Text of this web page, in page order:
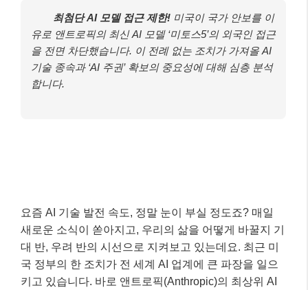
최첨단 AI 모델 접근 제한! 미국이 국가 안보를 이
유로 앤트로픽의 최신 AI 모델 ‘미토스5’의 외국인 접근
을 전면 차단했습니다. 이 전례 없는 조치가 가져올 AI
기술 종속과 ‘AI 주권’ 확보의 중요성에 대해 심층 분석
합니다.
요즘 AI 기술 발전 속도, 정말 눈이 부실 정도죠? 매일
새로운 소식이 쏟아지고, 우리의 삶을 어떻게 바꿀지 기
대 반, 우려 반의 시선으로 지켜보고 있는데요. 최근 미
국 정부의 한 조치가 전 세계 AI 업계에 큰 파장을 일으
키고 있습니다. 바로 앤트로픽(Anthropic)의 최상위 AI